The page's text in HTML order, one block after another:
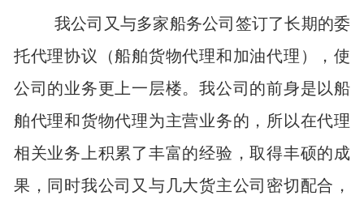
我公司又与多家船务公司签订了长期的委
托代理协议（船舶货物代理和加油代理），使
公司的业务更上一层楼。我公司的前身是以船
舶代理和货物代理为主营业务的，所以在代理
相关业务上积累了丰富的经验，取得丰硕的成
果，同时我公司又与几大货主公司密切配合，